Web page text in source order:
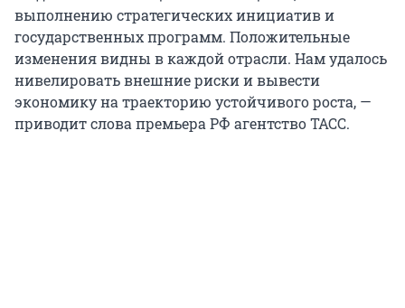
выполнению стратегических инициатив и
государственных программ. Положительные
изменения видны в каждой отрасли. Нам удалось
нивелировать внешние риски и вывести
экономику на траекторию устойчивого роста, —
приводит слова премьера РФ агентство ТАСС.